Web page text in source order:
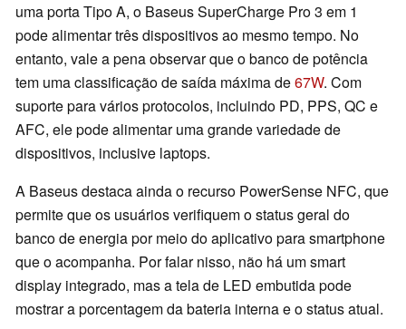
uma porta Tipo A, o Baseus SuperCharge Pro 3 em 1
pode alimentar três dispositivos ao mesmo tempo. No
entanto, vale a pena observar que o banco de potência
tem uma classificação de saída máxima de67W. Com
suporte para vários protocolos, incluindo PD, PPS, QC e
AFC, ele pode alimentar uma grande variedade de
dispositivos, inclusive laptops.
A Baseus destaca ainda o recurso PowerSense NFC, que
permite que os usuários verifiquem o status geral do
banco de energia por meio do aplicativo para smartphone
que o acompanha. Por falar nisso, não há um smart
display integrado, mas a tela de LED embutida pode
mostrar a porcentagem da bateria interna e o status atual.